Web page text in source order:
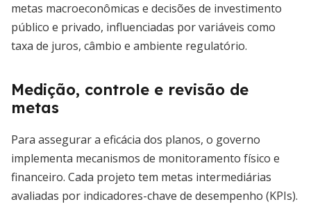
metas macroeconômicas e decisões de investimento
público e privado, influenciadas por variáveis como
taxa de juros, câmbio e ambiente regulatório.
Medição, controle e revisão de
metas
Para assegurar a eficácia dos planos, o governo
implementa mecanismos de monitoramento físico e
financeiro. Cada projeto tem metas intermediárias
avaliadas por indicadores-chave de desempenho (KPIs).